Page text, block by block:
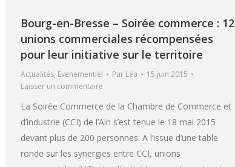
Bourg-en-Bresse – Soirée commerce : 12
unions commerciales récompensées
pour leur initiative sur le territoire
Actualités, Evenementiel Par Léa
15 juin 2015
Laisser un commentaire
La Soirée Commerce de la Chambre de Commerce et
d’industrie (CCI) de l’Ain s’est tenue le 18 mai 2015
devant plus de 200 personnes. A l’issue d’une table
ronde sur les synergies entre CCI, unions